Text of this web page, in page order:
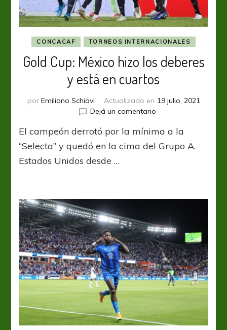
CONCACAF TORNEOS INTERNACIONALES
Gold Cup: México hizo los deberes
y está en cuartos
por Emiliano Schiavi Actualizado en 19 julio, 2021
Dejá un comentarioen
Cup:
México
cuartos
El campeón derrotó por la mínima a la
“Selecta” y quedó en la cima del Grupo A.
Estados Unidos desde …